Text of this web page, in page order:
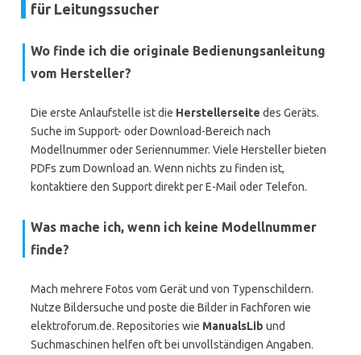
für Leitungssucher
Wo finde ich die originale Bedienungsanleitung
vom Hersteller?
Die erste Anlaufstelle ist die Herstellerseite des Geräts.
Suche im Support- oder Download-Bereich nach
Modellnummer oder Seriennummer. Viele Hersteller bieten
PDFs zum Download an. Wenn nichts zu finden ist,
kontaktiere den Support direkt per E-Mail oder Telefon.
Was mache ich, wenn ich keine Modellnummer
finde?
Mach mehrere Fotos vom Gerät und von Typenschildern.
Nutze Bildersuche und poste die Bilder in Fachforen wie
elektroforum.de. Repositories wie ManualsLib und
Suchmaschinen helfen oft bei unvollständigen Angaben.